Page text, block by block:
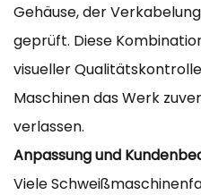
Gehäuse, der
geprüft. Diese
visueller
Maschinen das Werk
verlassen.
Anpassung und
Viele